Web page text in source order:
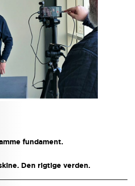
fundament.
Den rigtige verden.